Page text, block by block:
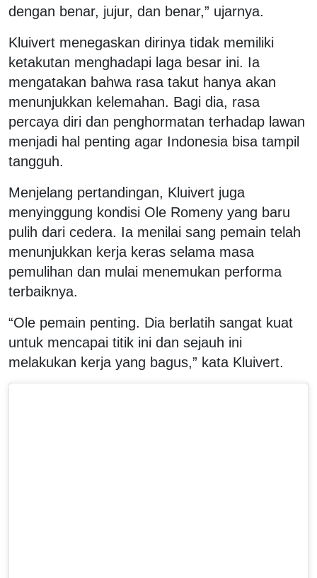
dengan benar, jujur, dan benar,” ujarnya.
Kluivert menegaskan dirinya tidak memiliki
ketakutan menghadapi laga besar ini. Ia
mengatakan bahwa rasa takut hanya akan
menunjukkan kelemahan. Bagi dia, rasa
percaya diri dan penghormatan terhadap lawan
menjadi hal penting agar Indonesia bisa tampil
tangguh.
Menjelang pertandingan, Kluivert juga
menyinggung kondisi Ole Romeny yang baru
pulih dari cedera. Ia menilai sang pemain telah
menunjukkan kerja keras selama masa
pemulihan dan mulai menemukan performa
terbaiknya.
“Ole pemain penting. Dia berlatih sangat kuat
untuk mencapai titik ini dan sejauh ini
melakukan kerja yang bagus,” kata Kluivert.